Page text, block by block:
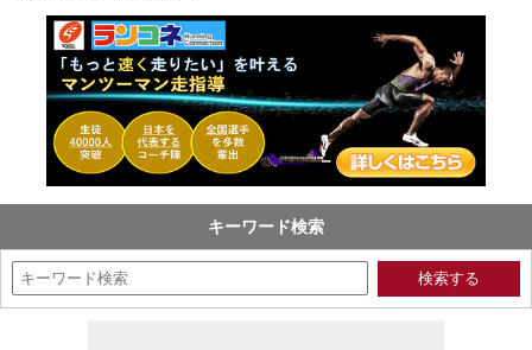
キーワード検索